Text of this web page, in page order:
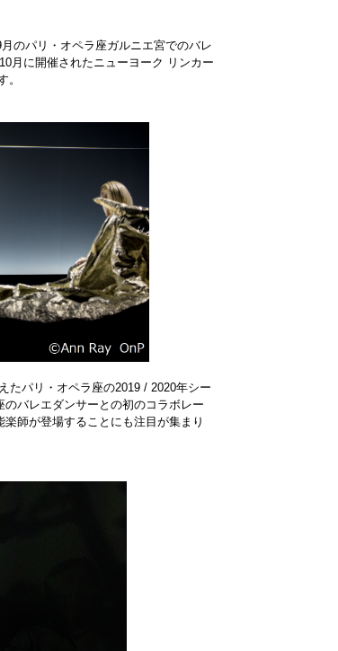
のパリ・オペラ座ガルニエ宮でのバレ
月に開催されたニューヨーク リンカー
。
たパリ・オペラ座の2019 / 2020年シー
バレエダンサーとの初のコラボレー
師が登場することにも注目が集まり